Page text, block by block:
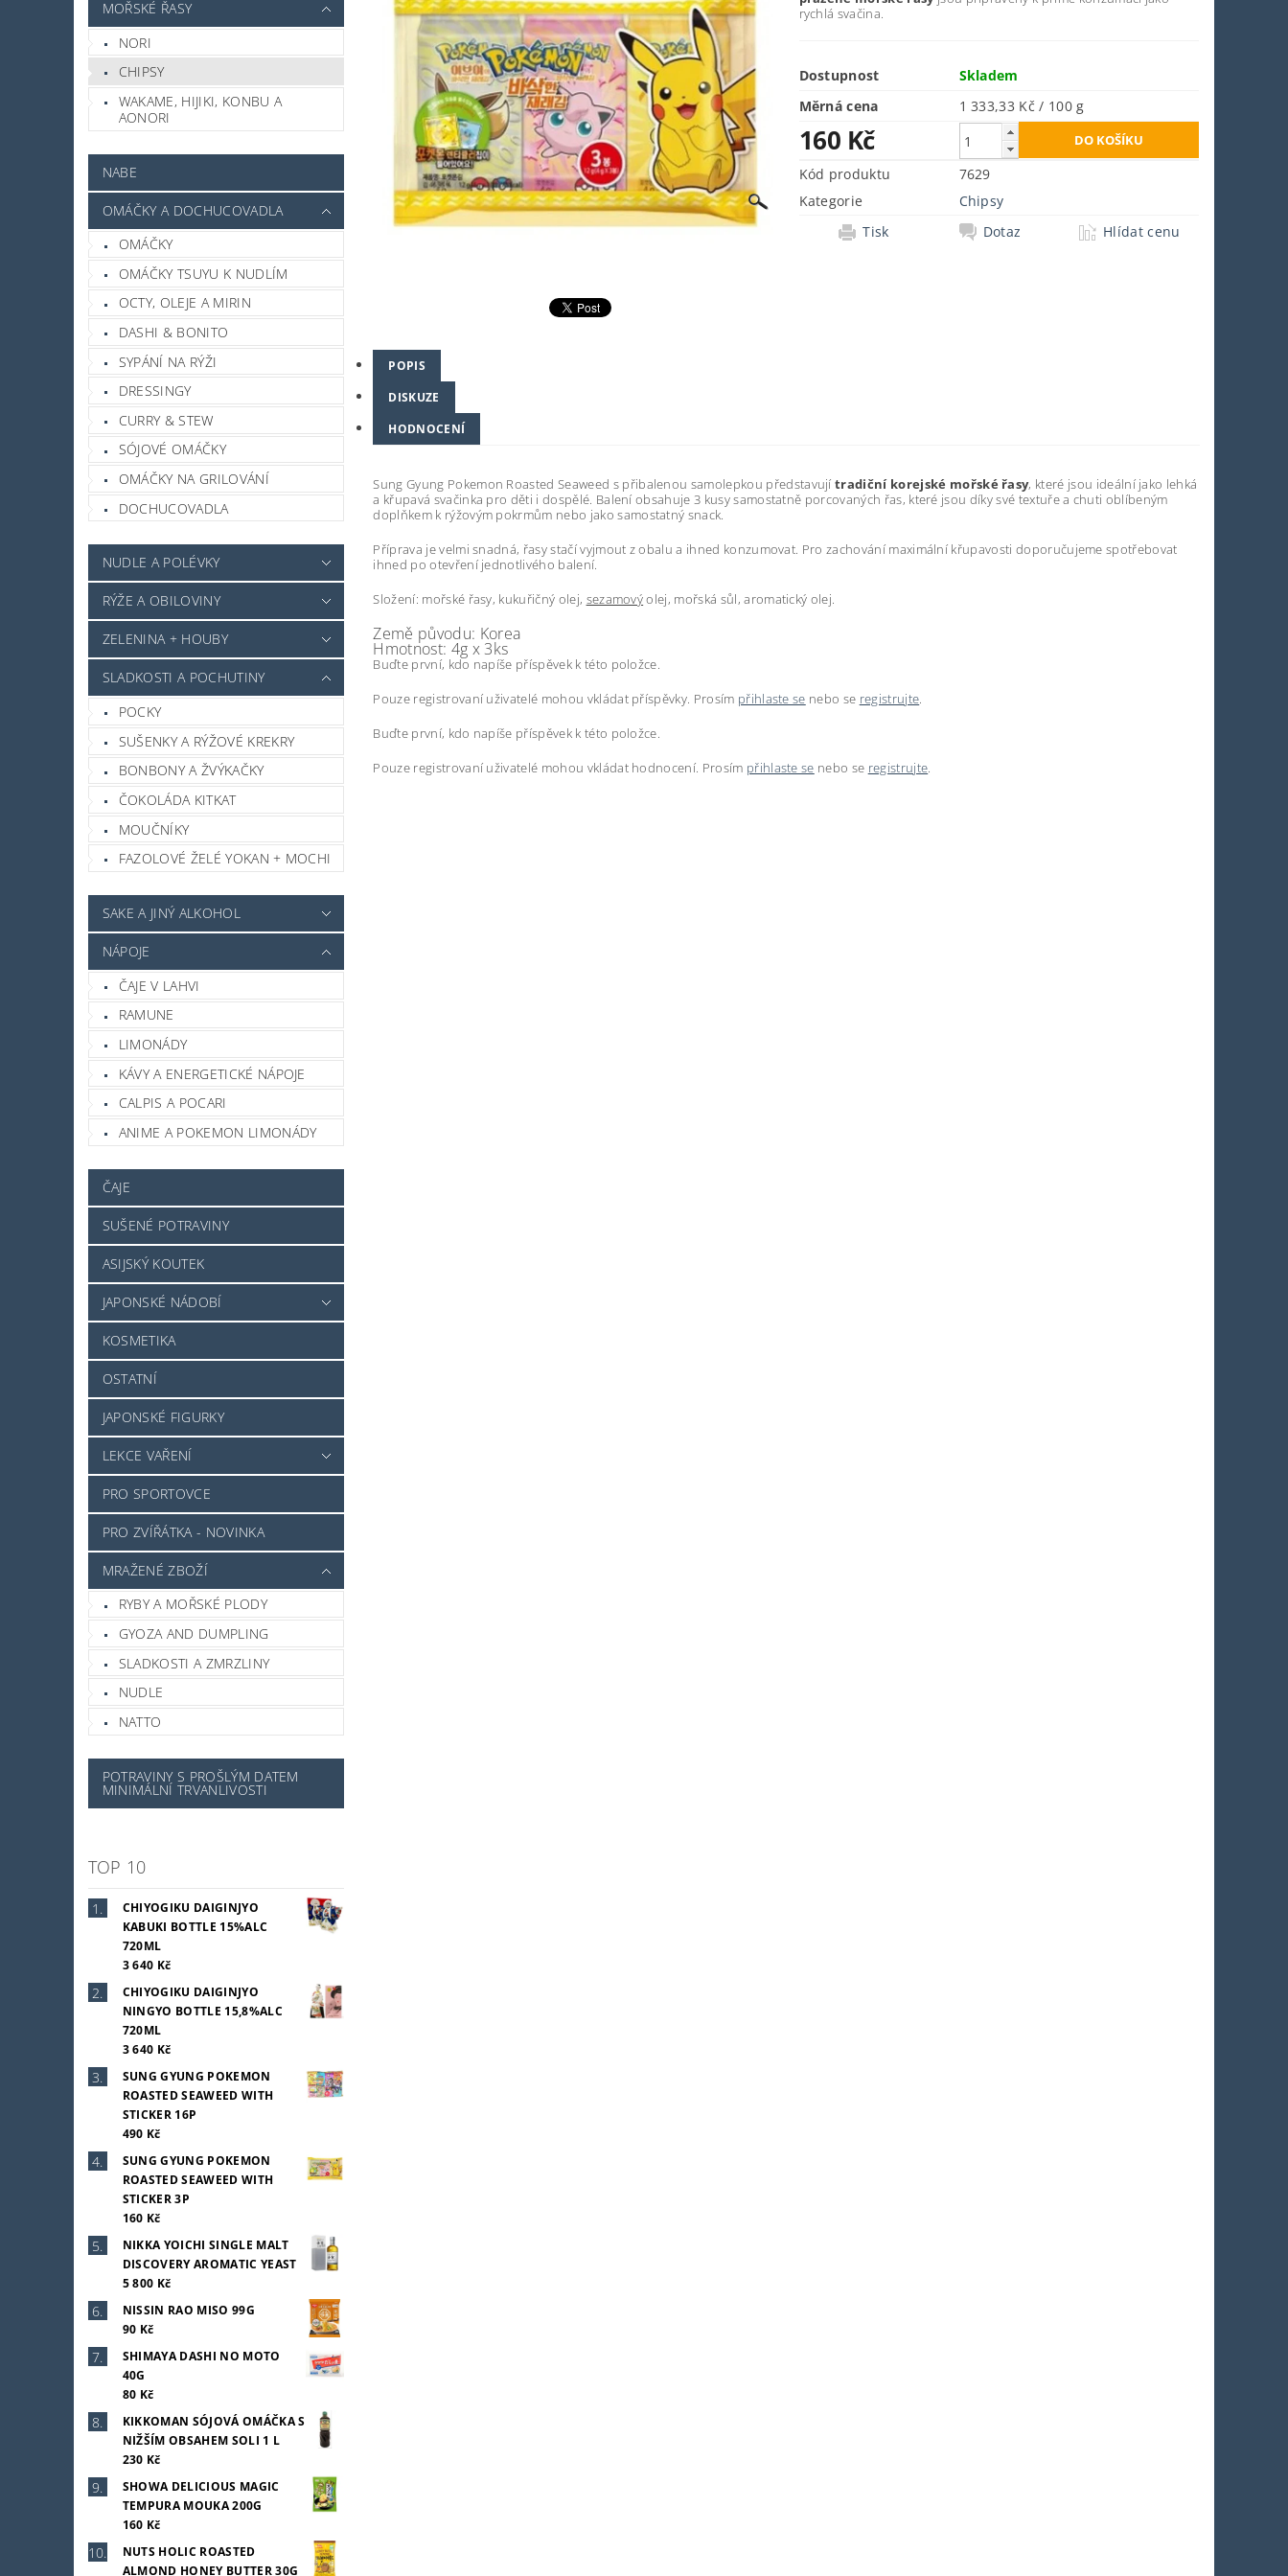
MOŘSKÉ ŘASY
NORI
CHIPSY
WAKAME, HIJIKI, KONBU A
AONORI
NABE
OMÁČKY A DOCHUCOVADLA
OMÁČKY
OMÁČKY TSUYU K NUDLÍM
OCTY, OLEJE A MIRIN
DASHI & BONITO
SYPÁNÍ NA RÝŽI
DRESSINGY
CURRY & STEW
SÓJOVÉ OMÁČKY
OMÁČKY NA GRILOVÁNÍ
DOCHUCOVADLA
NUDLE A POLÉVKY
RÝŽE A OBILOVINY
ZELENINA + HOUBY
SLADKOSTI A POCHUTINY
POCKY
SUŠENKY A RÝŽOVÉ KREKRY
BONBONY A ŽVÝKAČKY
ČOKOLÁDA KITKAT
MOUČNÍKY
FAZOLOVÉ ŽELÉ YOKAN + MOCHI
SAKE A JINÝ ALKOHOL
NÁPOJE
ČAJE V LAHVI
RAMUNE
LIMONÁDY
KÁVY A ENERGETICKÉ NÁPOJE
CALPIS A POCARI
ANIME A POKEMON LIMONÁDY
ČAJE
SUŠENÉ POTRAVINY
ASIJSKÝ KOUTEK
JAPONSKÉ NÁDOBÍ
KOSMETIKA
OSTATNÍ
JAPONSKÉ FIGURKY
LEKCE VAŘENÍ
PRO SPORTOVCE
PRO ZVÍŘÁTKA - NOVINKA
MRAŽENÉ ZBOŽÍ
RYBY A MOŘSKÉ PLODY
GYOZA AND DUMPLING
SLADKOSTI A ZMRZLINY
NUDLE
NATTO
POTRAVINY S PROŠLÝM DATEM
MINIMÁLNÍ TRVANLIVOSTI
TOP 10
CHIYOGIKU DAIGINJYO
KABUKI BOTTLE 15%ALC
720ML
3 640 Kč
CHIYOGIKU DAIGINJYO
NINGYO BOTTLE 15,8%ALC
720ML
3 640 Kč
SUNG GYUNG POKEMON
ROASTED SEAWEED WITH
STICKER 16P
490 Kč
SUNG GYUNG POKEMON
ROASTED SEAWEED WITH
STICKER 3P
160 Kč
NIKKA YOICHI SINGLE MALT
DISCOVERY AROMATIC YEAST
5 800 Kč
NISSIN RAO MISO 99G
90 Kč
SHIMAYA DASHI NO MOTO
40G
80 Kč
KIKKOMAN SÓJOVÁ OMÁČKA S
NIŽŠÍM OBSAHEM SOLI 1 L
230 Kč
SHOWA DELICIOUS MAGIC
TEMPURA MOUKA 200G
160 Kč
NUTS HOLIC ROASTED
ALMOND HONEY BUTTER 30G
rychlá svačina.
Dostupnost
Skladem
Měrná cena
1 333,33 Kč / 100 g
160 Kč
Kód produktu
7629
Kategorie
Chipsy
Tisk
Dotaz Hlídat cenu
POPIS
DISKUZE
HODNOCENÍ
Sung Gyung Pokemon Roasted Seaweed s přibalenou samolepkou představujítradiční korejské mořské řasy, které jsou ideální jako lehká
a křupavá svačinka pro děti i dospělé. Balení obsahuje 3 kusy samostatně porcovaných řas, které jsou díky své textuře a chuti oblíbeným
doplňkem k rýžovým pokrmům nebo jako samostatný snack.
Příprava je velmi snadná, řasy stačí vyjmout z obalu a ihned konzumovat. Pro zachování maximální křupavosti doporučujeme spotřebovat
ihned po otevření jednotlivého balení.
Složení: mořské řasy, kukuřičný olej, sezamovýolej, mořská sůl, aromatický olej.
Země původu: Korea
Hmotnost: 4g x 3ks
Buďte první, kdo napíše příspěvek k této položce.
Pouze registrovaní uživatelé mohou vkládat příspěvky. Prosím přihlaste se nebo se registrujte.
Buďte první, kdo napíše příspěvek k této položce.
Pouze registrovaní uživatelé mohou vkládat hodnocení. Prosím přihlaste se nebo se registrujte.